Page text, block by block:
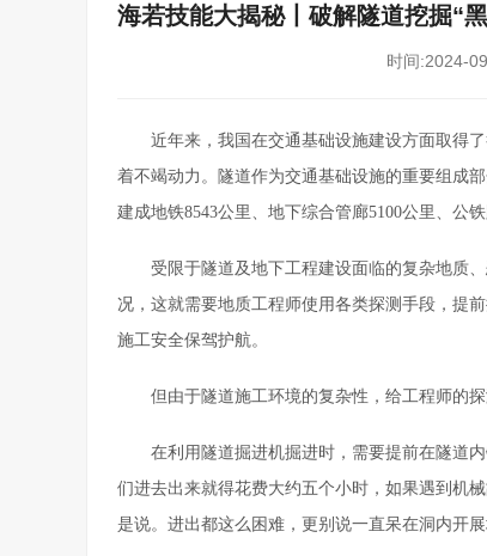
海若技能大揭秘丨破解隧道挖掘“
时间:2024-
近年来，我国在交通基础设施建设方面取得
着不竭动力。隧道作为交通基础设施的重要组成
建成地铁8543公里、地下综合管廊5100公里、公
受限于隧道及地下工程建设面临的复杂地质
况，这就需要地质工程师使用各类探测手段，提
施工安全保驾护航。
但由于隧道施工环境的复杂性，给工程师的探
在利用隧道掘进机掘进时，需要提前在隧道
们进去出来就得花费大约五个小时，如果遇到机
是说。进出都这么困难，更别说一直呆在洞内开展